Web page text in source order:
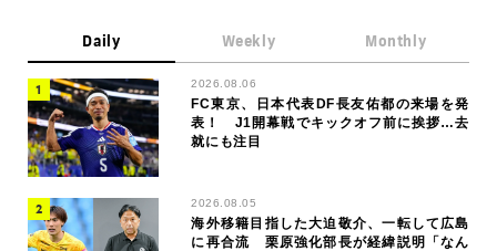
Daily Weekly Monthly
2026.08.06
FC東京、日本代表DF長友佑都の来場を発
表！ J1開幕戦でキックオフ前に挨拶…去
就にも注目
2026.08.05
海外移籍目指した大迫敬介、一転して広島
に再合流 栗原強化部長が経緯説明「なん